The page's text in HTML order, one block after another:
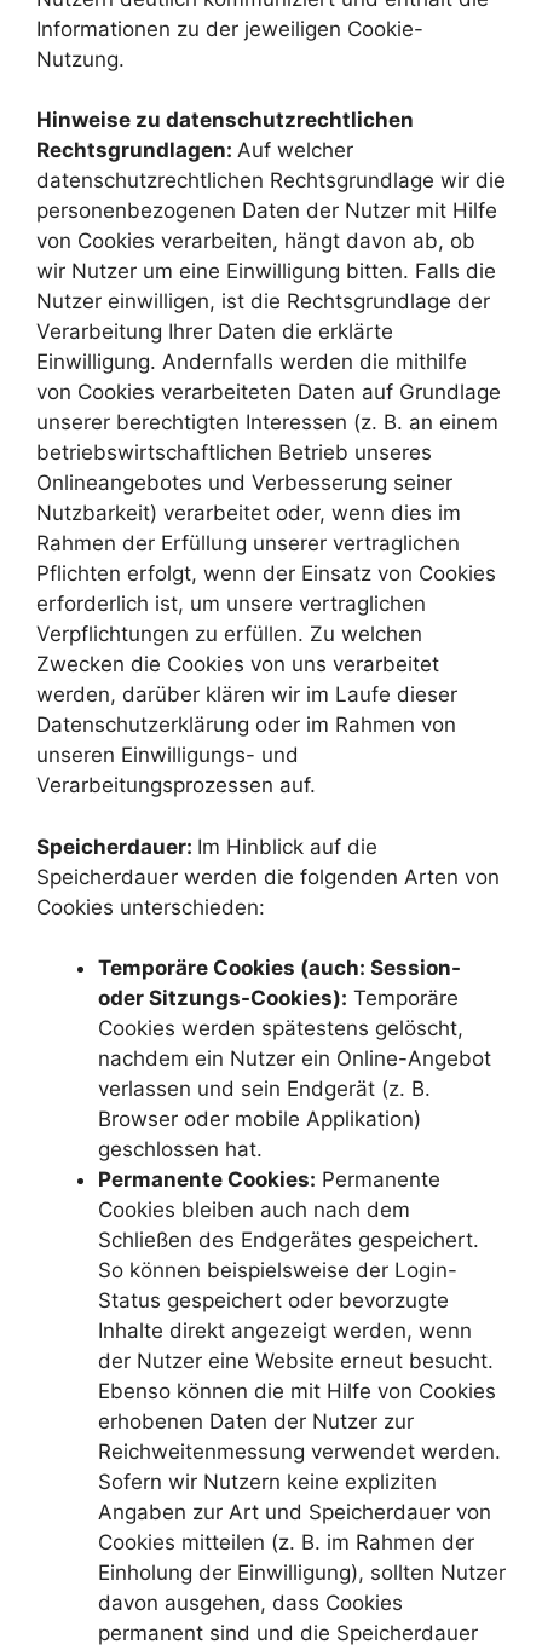
Informationen zu der jeweiligen Cookie-
Nutzung.
Hinweise zu datenschutzrechtlichen
Rechtsgrundlagen: Auf welcher
datenschutzrechtlichen Rechtsgrundlage wir die
personenbezogenen Daten der Nutzer mit Hilfe
von Cookies verarbeiten, hängt davon ab, ob
wir Nutzer um eine Einwilligung bitten. Falls die
Nutzer einwilligen, ist die Rechtsgrundlage der
Verarbeitung Ihrer Daten die erklärte
Einwilligung. Andernfalls werden die mithilfe
von Cookies verarbeiteten Daten auf Grundlage
unserer berechtigten Interessen (z. B. an einem
betriebswirtschaftlichen Betrieb unseres
Onlineangebotes und Verbesserung seiner
Nutzbarkeit) verarbeitet oder, wenn dies im
Rahmen der Erfüllung unserer vertraglichen
Pflichten erfolgt, wenn der Einsatz von Cookies
erforderlich ist, um unsere vertraglichen
Verpflichtungen zu erfüllen. Zu welchen
Zwecken die Cookies von uns verarbeitet
werden, darüber klären wir im Laufe dieser
Datenschutzerklärung oder im Rahmen von
unseren Einwilligungs- und
Verarbeitungsprozessen auf.
Speicherdauer: Im Hinblick auf die
Speicherdauer werden die folgenden Arten von
Cookies unterschieden:
Temporäre Cookies (auch: Session-
oder Sitzungs-Cookies): Temporäre
Cookies werden spätestens gelöscht,
nachdem ein Nutzer ein Online-Angebot
verlassen und sein Endgerät (z. B.
Browser oder mobile Applikation)
geschlossen hat.
Permanente Cookies: Permanente
Cookies bleiben auch nach dem
Schließen des Endgerätes gespeichert.
So können beispielsweise der Login-
Status gespeichert oder bevorzugte
Inhalte direkt angezeigt werden, wenn
der Nutzer eine Website erneut besucht.
Ebenso können die mit Hilfe von Cookies
erhobenen Daten der Nutzer zur
Reichweitenmessung verwendet werden.
Sofern wir Nutzern keine expliziten
Angaben zur Art und Speicherdauer von
Cookies mitteilen (z. B. im Rahmen der
Einholung der Einwilligung), sollten Nutzer
davon ausgehen, dass Cookies
permanent sind und die Speicherdauer